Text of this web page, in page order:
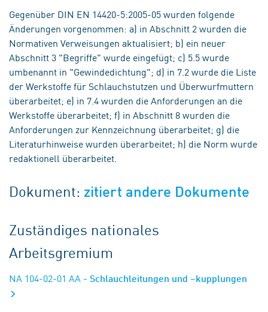
Gegenüber DIN EN 14420-5:2005-05 wurden folgende
Änderungen vorgenommen: a) in Abschnitt 2 wurden die
Normativen Verweisungen aktualisiert; b) ein neuer
Abschnitt 3 "Begriffe" wurde eingefügt; c) 5.5 wurde
umbenannt in "Gewindedichtung"; d) in 7.2 wurde die Liste
der Werkstoffe für Schlauchstutzen und Überwurfmuttern
überarbeitet; e) in 7.4 wurden die Anforderungen an die
Werkstoffe überarbeitet; f) in Abschnitt 8 wurden die
Anforderungen zur Kennzeichnung überarbeitet; g) die
Literaturhinweise wurden überarbeitet; h) die Norm wurde
redaktionell überarbeitet.
Dokument: zitiert andere Dokumente
Zuständiges nationales
Arbeitsgremium
NA 104-02-01 AA - Schlauchleitungen und –kupplungen